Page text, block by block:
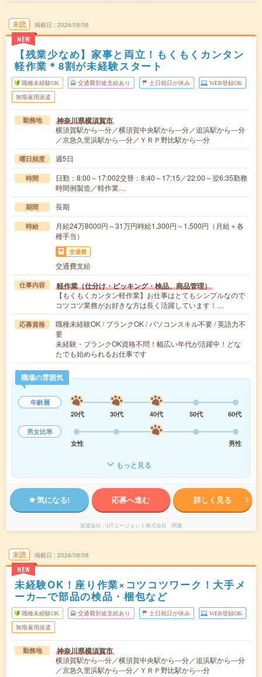
未読
NEW
掲載日 2026/08/06
【残業少なめ】家事と両立！もくもくカンタン
軽作業＊8割が未経験スタート
職種未経験OK 交通費別途支給あり 土日祝日が休み WEB登録OK
無期雇用派遣
勤務地 神奈川県横須賀市
横須賀駅から---分／横須賀中央駅から---分／追浜駅から---分
／京急久里浜駅から---分／ＹＲＰ野比駅から---分
曜日頻度 週5日
時間
日勤：8:00～17:002交替：8:40～17:15／22:00～翌6:35勤務
時間例製造／軽作業…
期間 長期
時給
月給24万8000円～31万円時給1,300円～1,500円（月給＋各
種手当）
交通費
交通費支給
仕事内容 軽作業（仕分け・ピッキング・検品、商品管理）
【もくもくカンタン軽作業】お仕事はとてもシンプルなので
コツコツ業務がお好きな方は長く活躍しています！…
応募資格
職種未経験OK / ブランクOK / パソコンスキル不要 / 英語力不
要
未経験・ブランクOK資格不問！幅広い年代が活躍中！どな
たでも始められるお仕事です
職場の雰囲気
年齢層
20代
30代 40代 50代
60代
男女比率
女性
男性
もっと見る
気になる! 応募へ進む 詳しく見る
派遣会社 UTエージェント株式会社 関東
未読
NEW
掲載日 2026/08/06
未経験OK！座り作業×コツコツワーク！大手メ
ーカ―で部品の検品・梱包など
職種未経験OK 交通費別途支給あり 土日祝日が休み WEB登録OK
無期雇用派遣
勤務地 神奈川県横須賀市
横須賀駅から---分／横須賀中央駅から---分／追浜駅から---分
／京急久里浜駅から---分／ＹＲＰ野比駅から---分